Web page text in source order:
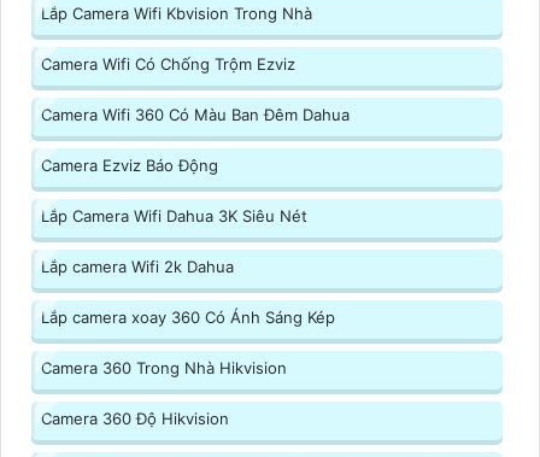
Lắp Camera Wifi Kbvision Trong Nhà
Camera Wifi Có Chống Trộm Ezviz
Camera Wifi 360 Có Màu Ban Đêm Dahua
Camera Ezviz Báo Động
Lắp Camera Wifi Dahua 3K Siêu Nét
Lắp camera Wifi 2k Dahua
Lắp camera xoay 360 Có Ánh Sáng Kép
Camera 360 Trong Nhà Hikvision
Camera 360 Độ Hikvision